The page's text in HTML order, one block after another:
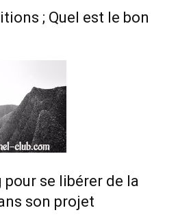
; Quel est le bon
se libérer de la
son projet